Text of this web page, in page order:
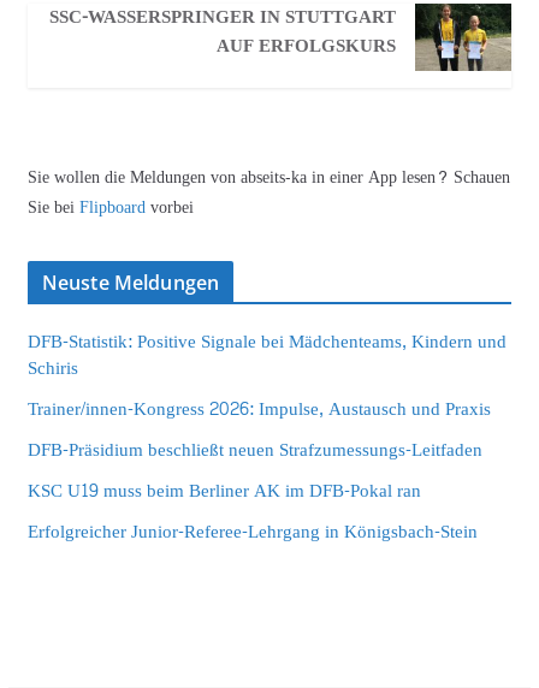
SSC-WASSERSPRINGER IN STUTTGART
AUF ERFOLGSKURS
Sie wollen die Meldungen von abseits-ka in einer App lesen? Schauen
Sie beiFlipboardvorbei
Neuste Meldungen
DFB-Statistik: Positive Signale bei Mädchenteams, Kindern und
Schiris
Trainer/innen-Kongress 2026: Impulse, Austausch und Praxis
DFB-Präsidium beschließt neuen Strafzumessungs-Leitfaden
KSC U19 muss beim Berliner AK im DFB-Pokal ran
Erfolgreicher Junior-Referee-Lehrgang in Königsbach-Stein